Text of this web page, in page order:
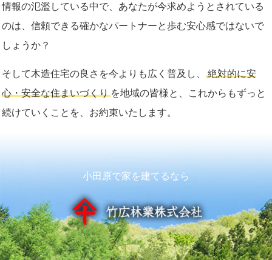
情報の氾濫している中で、あなたが今求めようとされている
のは、信頼できる確かなパートナーと歩む安心感ではないで
しょうか？
そして木造住宅の良さを今よりも広く普及し、
絶対的に安
心・安全な住まいづくり を地域の皆様と、これからもずっと
続けていくことを、お約束いたします。
小田原で家を建てるなら